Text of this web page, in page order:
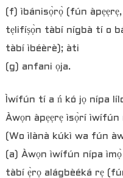
(f) ìbánisọ̀rọ̀ (fún
tẹlifíṣọ̀n tàbí nígbà tí o
tàbí ìbéèrè); àti
(g) anfani ọja.
Ìwífún tí a ń kó jọ nípa
Àwọn àpẹẹrẹ ìsọ̀rí
(Wo ìlànà kúkì wa fún
(a) Àwọn ìwífún nípa
tàbí ẹ̀rọ alágbèéká rẹ